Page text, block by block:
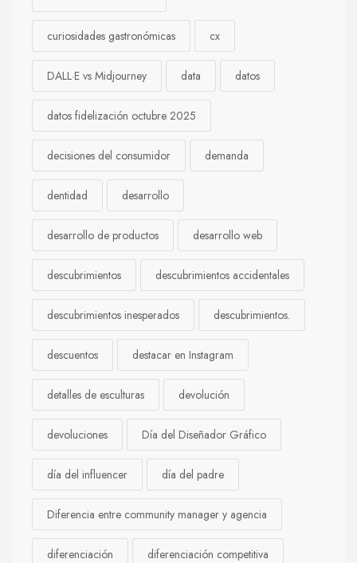
curiosidades gastronómicas cx
DALL·E vs Midjourney data datos
datos fidelización octubre 2025
decisiones del consumidor demanda
dentidad desarrollo
desarrollo de productos desarrollo web
descubrimientos descubrimientos accidentales
descubrimientos inesperados descubrimientos.
descuentos destacar en Instagram
detalles de esculturas devolución
devoluciones Día del Diseñador Gráfico
día del influencer día del padre
Diferencia entre community manager y agencia
diferenciación diferenciación competitiva